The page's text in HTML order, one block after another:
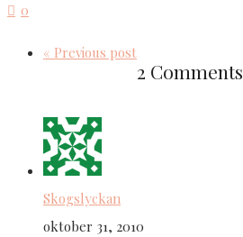
0
« Previous post
2 Comments
Skogslyckan
oktober 31, 2010